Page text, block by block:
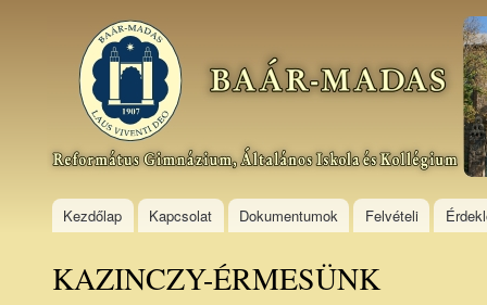
Baár–
Madas
Református
Gimnázium,
Általános
Kollégium
Kezdőlap Kapcsolat Dokumentumok Felvételi
KAZINCZY-ÉRMESÜNK